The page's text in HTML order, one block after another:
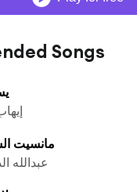
Songs
مانسيت
عبدالله